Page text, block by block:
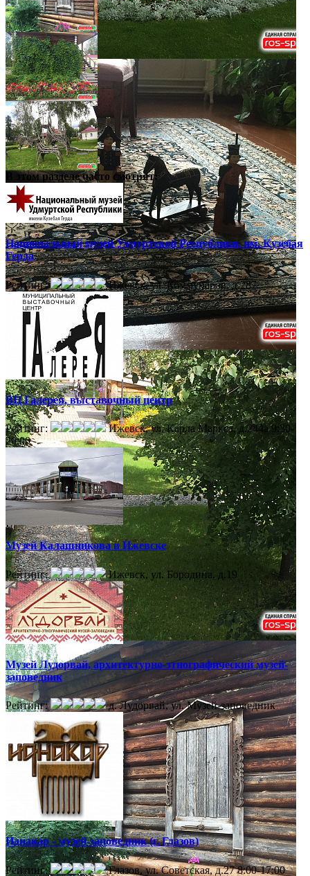
В этом разделечасто смотрят:
Национальный музей Удмуртской Республики, им. Кузебая
Герда
Рейтинг: Ижевск, ул. Коммунаров, д.287
ВЦ Галерея, выставочный центр
Рейтинг: Ижевск, ул. Карла Маркса, д.244а 9:30-
20:00
Музей Калашникова в Ижевске
Рейтинг: Ижевск, ул. Бородина, д.19
Музей Лудорвай, архитектурно-этнографический музей-
заповедник
Рейтинг: д. Лудорвай, ул. Музей-заповедник
Иднакар - музей-заповедник (г. Глазов)
Рейтинг: Глазов, ул. Советская, д.27 8:00-17:00